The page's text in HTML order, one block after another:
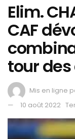
Elim.
CAF
tour
Mis en ligne
10 août 2022